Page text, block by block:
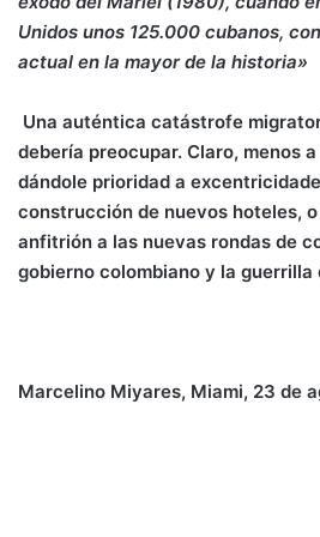
Unidos unos 125.000 cubanos,
actual en la mayor de la historia»
Una auténtica catástrofe
debería preocupar. Claro, menos
dándole prioridad a
construcción de nuevos hoteles,
anfitrión a las nuevas rondas de
gobierno colombiano y la guerrilla
Marcelino Miyares, Miami, 23 de